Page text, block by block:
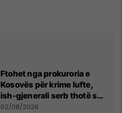
Ftohet nga prokuroria e
Kosovës për krime lufte,
ish-gjenerali serb thotë se
dikush e tradhtoi në
02/08/2026